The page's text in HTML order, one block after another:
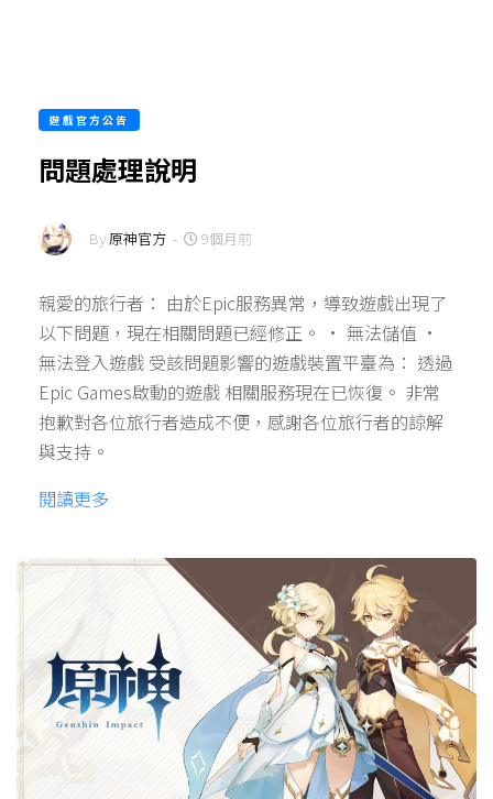
遊戲官方公告
問題處理說明
By原神官方 - 9個月前
親愛的旅行者： 由於Epic服務異常，導致遊戲出現了
以下問題，現在相關問題已經修正。 • 無法儲值 •
無法登入遊戲 受該問題影響的遊戲裝置平臺為： 透過
Epic Games啟動的遊戲 相關服務現在已恢復。 非常
抱歉對各位旅行者造成不便，感謝各位旅行者的諒解
與支持。
閱讀更多